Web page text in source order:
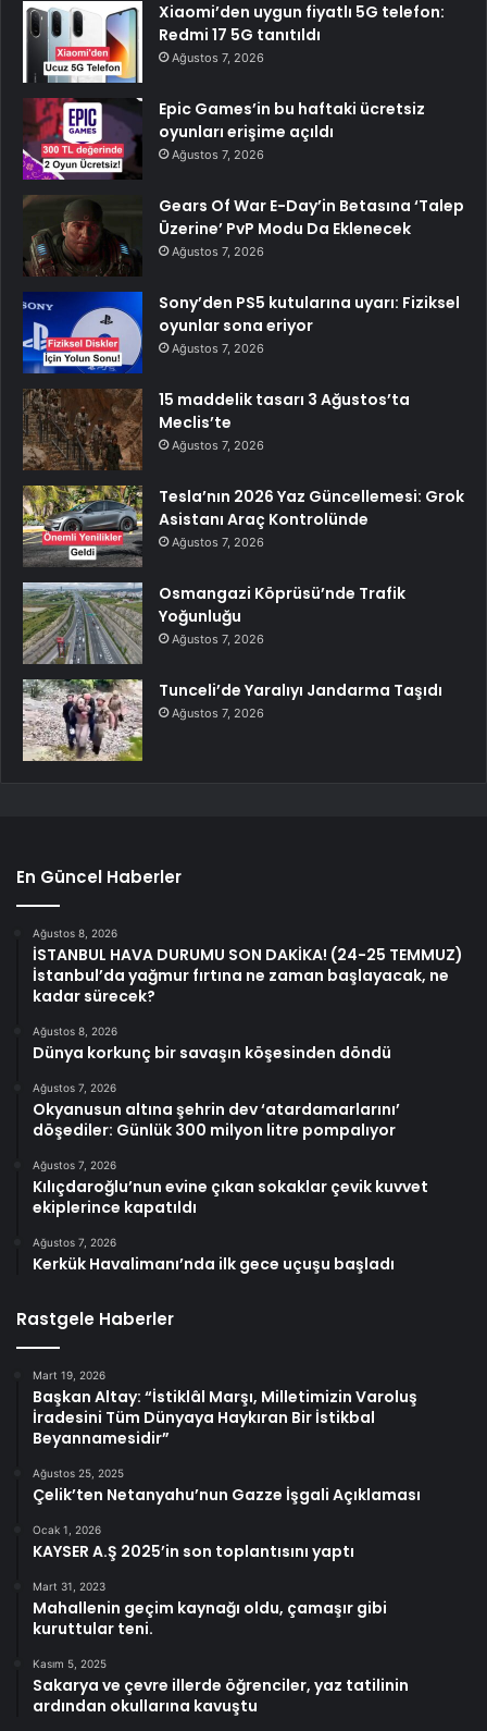
Xiaomi’den uygun fiyatlı 5G telefon:
Redmi 17 5G tanıtıldı
Ağustos 7, 2026
Epic Games’in bu haftaki ücretsiz
oyunları erişime açıldı
Ağustos 7, 2026
Gears Of War E-Day’in Betasına ‘Talep
Üzerine’ PvP Modu Da Eklenecek
Ağustos 7, 2026
Sony’den PS5 kutularına uyarı: Fiziksel
oyunlar sona eriyor
Ağustos 7, 2026
15 maddelik tasarı 3 Ağustos’ta
Meclis’te
Ağustos 7, 2026
Tesla’nın 2026 Yaz Güncellemesi: Grok
Asistanı Araç Kontrolünde
Ağustos 7, 2026
Osmangazi Köprüsü’nde Trafik
Yoğunluğu
Ağustos 7, 2026
Tunceli’de Yaralıyı Jandarma Taşıdı
Ağustos 7, 2026
En Güncel Haberler
Ağustos 8, 2026
İSTANBUL HAVA DURUMU SON DAKİKA! (24-25 TEMMUZ)
İstanbul’da yağmur fırtına ne zaman başlayacak, ne
kadar sürecek?
Ağustos 8, 2026
Dünya korkunç bir savaşın köşesinden döndü
Ağustos 7, 2026
Okyanusun altına şehrin dev ‘atardamarlarını’
döşediler: Günlük 300 milyon litre pompalıyor
Ağustos 7, 2026
Kılıçdaroğlu’nun evine çıkan sokaklar çevik kuvvet
ekiplerince kapatıldı
Ağustos 7, 2026
Kerkük Havalimanı’nda ilk gece uçuşu başladı
Rastgele Haberler
Mart 19, 2026
Başkan Altay: “İstiklâl Marşı, Milletimizin Varoluş
İradesini Tüm Dünyaya Haykıran Bir İstikbal
Beyannamesidir”
Ağustos 25, 2025
Çelik’ten Netanyahu’nun Gazze İşgali Açıklaması
Ocak 1, 2026
KAYSER A.Ş 2025’in son toplantısını yaptı
Mart 31, 2023
Mahallenin geçim kaynağı oldu, çamaşır gibi
kuruttular teni.
Kasım 5, 2025
Sakarya ve çevre illerde öğrenciler, yaz tatilinin
ardından okullarına kavuştu